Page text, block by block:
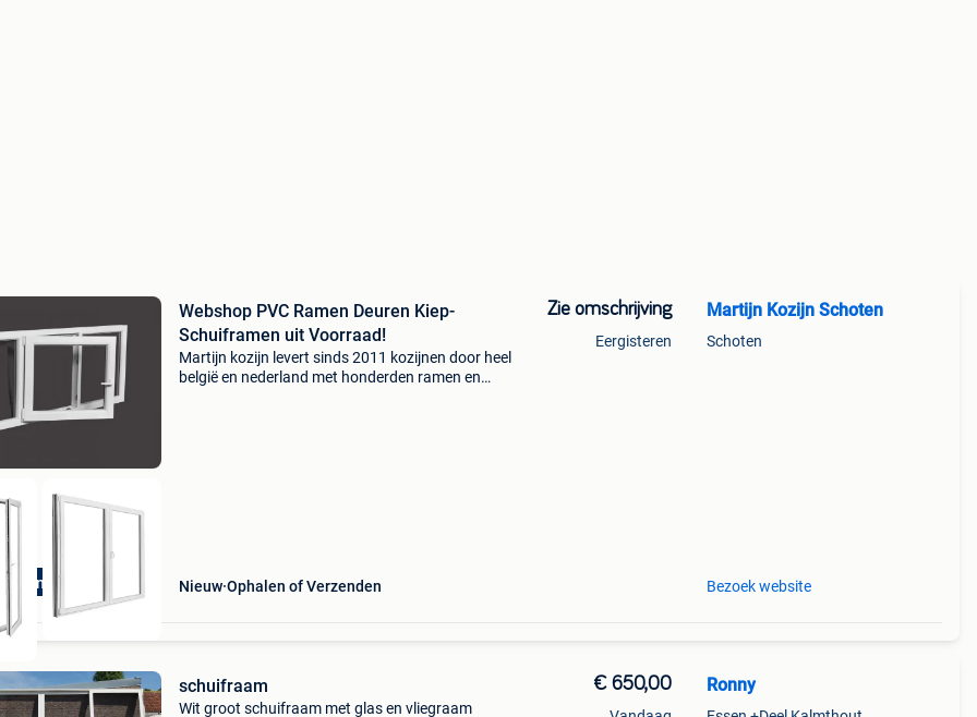
in huis!
Webshop PVC Ramen Deuren Kiep-
Schuiframen uit Voorraad!
Martijn kozijn levert sinds 2011 kozijnen door heel
belgië en nederland met honderden ramen en
Nieuw Ophalen of Verzenden
Zie omschrijving
Eergisteren
Martijn Kozijn Schoten
Schoten
Bezoek website
schuifraam
Wit groot schuifraam met glas en vliegraam
€ 650,00 Ronny